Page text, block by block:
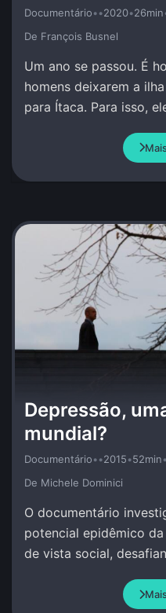
Documentário••2020•26min
De François Busnel
Um ano se passou. É
homens deixarem a
para Ítaca. Para isso,
Depressão,
mundial?
Documentário••2015•52min•
De Michele Dominici
O documentário
potencial epidêmico
de vista social,